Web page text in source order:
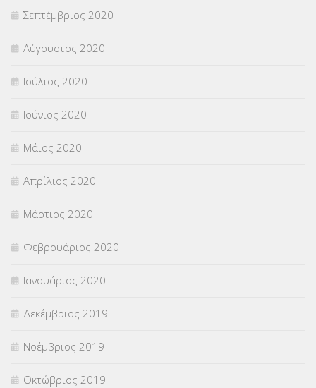
Σεπτέμβριος 2020
Αύγουστος 2020
Ιούλιος 2020
Ιούνιος 2020
Μάιος 2020
Απρίλιος 2020
Μάρτιος 2020
Φεβρουάριος 2020
Ιανουάριος 2020
Δεκέμβριος 2019
Νοέμβριος 2019
Οκτώβριος 2019